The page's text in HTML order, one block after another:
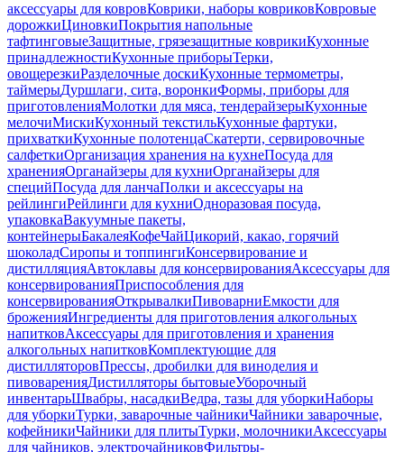
аксессуары для ковровКоврики, наборы ковриковКовровые
дорожкиЦиновкиПокрытия напольные
тафтинговыеЗащитные, грязезащитные коврикиКухонные
принадлежностиКухонные приборыТерки,
овощерезкиРазделочные доскиКухонные термометры,
таймерыДуршлаги, сита, воронкиФормы, приборы для
приготовленияМолотки для мяса, тендерайзерыКухонные
мелочиМискиКухонный текстильКухонные фартуки,
прихваткиКухонные полотенцаСкатерти, сервировочные
салфеткиОрганизация хранения на кухнеПосуда для
храненияОрганайзеры для кухниОрганайзеры для
специйПосуда для ланчаПолки и аксессуары на
рейлингиРейлинги для кухниОдноразовая посуда,
упаковкаВакуумные пакеты,
контейнерыБакалеяКофеЧайЦикорий, какао, горячий
шоколадСиропы и топпингиКонсервирование и
дистилляцияАвтоклавы для консервированияАксессуары для
консервированияПриспособления для
консервированияОткрывалкиПивоварниЕмкости для
броженияИнгредиенты для приготовления алкогольных
напитковАксессуары для приготовления и хранения
алкогольных напитковКомплектующие для
дистилляторовПрессы, дробилки для виноделия и
пивоваренияДистилляторы бытовыеУборочный
инвентарьШвабры, насадкиВедра, тазы для уборкиНаборы
для уборкиТурки, заварочные чайникиЧайники заварочные,
кофейникиЧайники для плитыТурки, молочникиАксессуары
для чайников, электрочайниковФильтры-